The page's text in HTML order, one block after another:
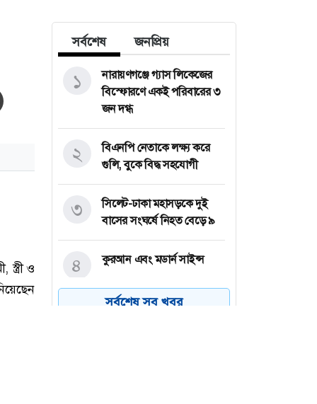
সর্বশেষ জনপ্রিয়
নারায়ণগঞ্জে গ্যাস লিকেজের
বিস্ফোরণে একই পরিবারের ৩
জন দগ্ধ
১
বিএনপি নেতাকে লক্ষ্য করে
গুলি, বুকে বিদ্ধ সহযোগী
২
সিলেট-ঢাকা মহাসড়কে দুই
বাসের সংঘর্ষে নিহত বেড়ে ৯
৩
কুরআন এবং মডার্ন সাইন্স
৪
সর্বশেষ সব খবর